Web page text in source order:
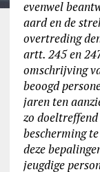
evenwel
aard en de
overtreding
artt. 245 en
omschrijving
beoogd
jaren ten
zo
bescherming
deze
jeugdige